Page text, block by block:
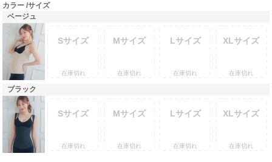
カラー サイズ
ベージュ
Sサイズ
在庫切れ
Mサイズ
在庫切れ
Lサイズ
在庫切れ
XLサイズ
在庫切れ
ブラック
Sサイズ
在庫切れ
Mサイズ
在庫切れ
Lサイズ
在庫切れ
XLサイズ
在庫切れ